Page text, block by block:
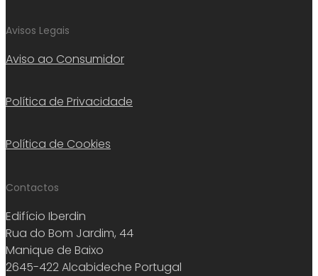
Avisos Legais
Aviso ao Consumidor
Política de Privacidade
Política de Cookies
Contactos
Edifício Iberdin
Rua do Bom Jardim, 44
Manique de Baixo
2645-422 Alcabideche Portugal